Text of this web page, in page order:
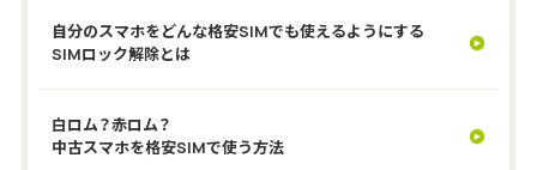
自分のスマホをどんな格安SIMでも使えるようにする
SIMロック解除とは
白ロム？赤ロム？
中古スマホを格安SIMで使う方法